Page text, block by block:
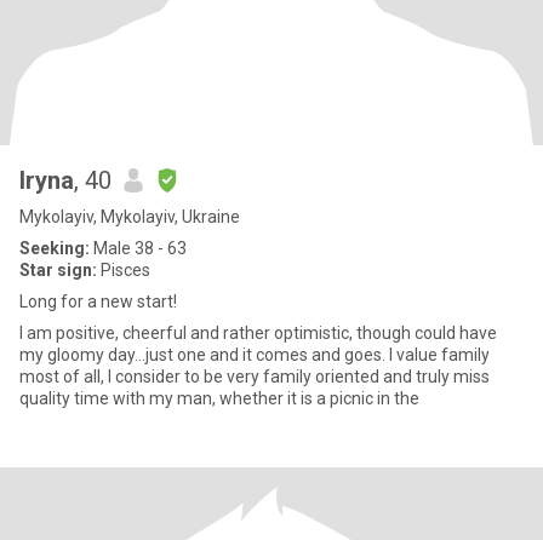
Iryna, 40
Mykolayiv, Mykolayiv, Ukraine
Seeking: Male 38 - 63
Star sign: Pisces
Long for a new start!
I am positive, cheerful and rather optimistic, though could have
my gloomy day...just one and it comes and goes. I value family
most of all, I consider to be very family oriented and truly miss
quality time with my man, whether it is a picnic in the